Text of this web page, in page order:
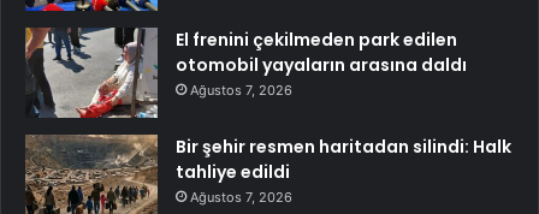
El frenini çekilmeden park edilen
otomobil yayaların arasına daldı
Ağustos 7, 2026
Bir şehir resmen haritadan silindi: Halk
tahliye edildi
Ağustos 7, 2026